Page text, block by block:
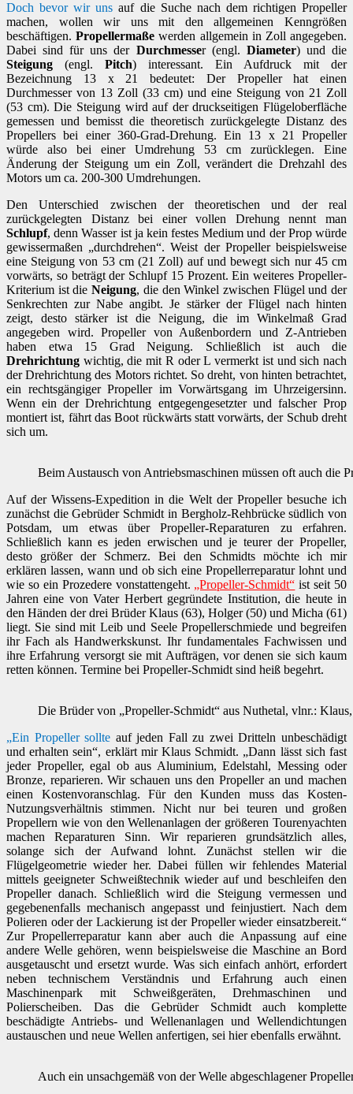
Doch bevor wir uns auf die Suche nach dem richtigen Propeller
machen, wollen wir uns mit den allgemeinen Kenngrößen
beschäftigen.Propellermaße werden allgemein in Zoll angegeben.
Dabei sind für uns der Durchmesser (engl. Diameter) und die
Steigung (engl. Pitch) interessant. Ein Aufdruck mit der
Bezeichnung 13 x 21 bedeutet: Der Propeller hat einen
Durchmesser von 13 Zoll (33 cm) und eine Steigung von 21 Zoll
(53 cm). Die Steigung wird auf der druckseitigen Flügeloberfläche
gemessen und bemisst die theoretisch zurückgelegte Distanz des
Propellers bei einer 360-Grad-Drehung. Ein 13 x 21 Propeller
würde also bei einer Umdrehung 53 cm zurücklegen. Eine
Änderung der Steigung um ein Zoll, verändert die Drehzahl des
Motors um ca. 200-300 Umdrehungen.
Den Unterschied zwischen der theoretischen und der real
zurückgelegten Distanz bei einer vollen Drehung nennt man
Schlupf, denn Wasser ist ja kein festes Medium und der Prop würde
gewissermaßen „durchdrehen“. Weist der Propeller beispielsweise
eine Steigung von 53 cm (21 Zoll) auf und bewegt sich nur 45 cm
vorwärts, so beträgt der Schlupf 15 Prozent. Ein weiteres Propeller-
Kriterium ist dieNeigung, die den Winkel zwischen Flügel und der
Senkrechten zur Nabe angibt. Je stärker der Flügel nach hinten
zeigt, desto stärker ist die Neigung, die im Winkelmaß Grad
angegeben wird. Propeller von Außenbordern und Z-Antrieben
haben etwa 15 Grad Neigung. Schließlich ist auch die
Drehrichtung wichtig, die mit R oder L vermerkt ist und sich nach
der Drehrichtung des Motors richtet. So dreht, von hinten betrachtet,
ein rechtsgängiger Propeller im Vorwärtsgang im Uhrzeigersinn.
Wenn ein der Drehrichtung entgegengesetzter und falscher Prop
montiert ist, fährt das Boot rückwärts statt vorwärts, der Schub dreht
sich um.
Beim Austausch von Antriebsmaschinen müssen oft auch die
Auf der Wissens-Expedition in die Welt der Propeller besuche ich
zunächst die Gebrüder Schmidt in Bergholz-Rehbrücke südlich von
Potsdam, um etwas über Propeller-Reparaturen zu erfahren.
Schließlich kann es jeden erwischen und je teurer der Propeller,
desto größer der Schmerz. Bei den Schmidts möchte ich mir
erklären lassen, wann und ob sich eine Propellerreparatur lohnt und
wie so ein Prozedere vonstattengeht. „Propeller-Schmidt“ ist seit 50
Jahren eine von Vater Herbert gegründete Institution, die heute in
den Händen der drei Brüder Klaus (63), Holger (50) und Micha (61)
liegt. Sie sind mit Leib und Seele Propellerschmiede und begreifen
ihr Fach als Handwerkskunst. Ihr fundamentales Fachwissen und
ihre Erfahrung versorgt sie mit Aufträgen, vor denen sie sich kaum
retten können. Termine bei Propeller-Schmidt sind heiß begehrt.
Die Brüder von „Propeller-Schmidt“ aus Nuthetal, vlnr.:
„Ein Propeller sollte auf jeden Fall zu zwei Dritteln unbeschädigt
und erhalten sein“, erklärt mir Klaus Schmidt. „Dann lässt sich fast
jeder Propeller, egal ob aus Aluminium, Edelstahl, Messing oder
Bronze, reparieren. Wir schauen uns den Propeller an und machen
einen Kostenvoranschlag. Für den Kunden muss das Kosten-
Nutzungsverhältnis stimmen. Nicht nur bei teuren und großen
Propellern wie von den Wellenanlagen der größeren Tourenyachten
machen Reparaturen Sinn. Wir reparieren grundsätzlich alles,
solange sich der Aufwand lohnt. Zunächst stellen wir die
Flügelgeometrie wieder her. Dabei füllen wir fehlendes Material
mittels geeigneter Schweißtechnik wieder auf und beschleifen den
Propeller danach. Schließlich wird die Steigung vermessen und
gegebenenfalls mechanisch angepasst und feinjustiert. Nach dem
Polieren oder der Lackierung ist der Propeller wieder einsatzbereit.“
Zur Propellerreparatur kann aber auch die Anpassung auf eine
andere Welle gehören, wenn beispielsweise die Maschine an Bord
ausgetauscht und ersetzt wurde. Was sich einfach anhört, erfordert
neben technischem Verständnis und Erfahrung auch einen
Maschinenpark mit Schweißgeräten, Drehmaschinen und
Polierscheiben. Das die Gebrüder Schmidt auch komplette
beschädigte Antriebs- und Wellenanlagen und Wellendichtungen
austauschen und neue Wellen anfertigen, sei hier ebenfalls erwähnt.
Auch ein unsachgemäß von der Welle abgeschlagener